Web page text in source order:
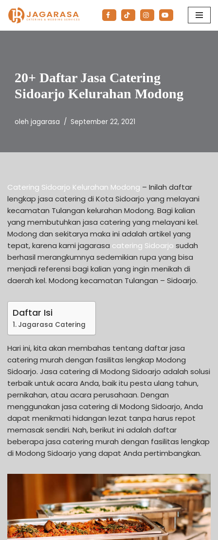
Lompat
20+ Daftar Jasa Catering
Sidoarjo Kelurahan Modong
oleh jagarasa September 22, 2021
Catering Sidoarjo Kelurahan Modong – Inilah daftar
lengkap jasa catering di Kota Sidoarjo yang melayani
kecamatan Tulangan kelurahan Modong. Bagi kalian
yang membutuhkan jasa catering yang melayani kel.
Modong dan sekitarya maka ini adalah artikel yang
tepat, karena kami jagarasa catering Sidoarjo sudah
berhasil merangkumnya sedemikian rupa yang bisa
menjadi referensi bagi kalian yang ingin menikah di
daerah kel. Modong kecamatan Tulangan – Sidoarjo.
Daftar Isi
Jagarasa Catering
Hari ini, kita akan membahas tentang daftar jasa
catering murah dengan fasilitas lengkap Modong
Sidoarjo. Jasa catering di Modong Sidoarjo adalah solusi
terbaik untuk acara Anda, baik itu pesta ulang tahun,
pernikahan, atau acara perusahaan. Dengan
menggunakan jasa catering di Modong Sidoarjo, Anda
dapat menikmati hidangan lezat tanpa harus repot
memasak sendiri. Nah, berikut ini adalah daftar
beberapa jasa catering murah dengan fasilitas lengkap
di Modong Sidoarjo yang dapat Anda pertimbangkan.